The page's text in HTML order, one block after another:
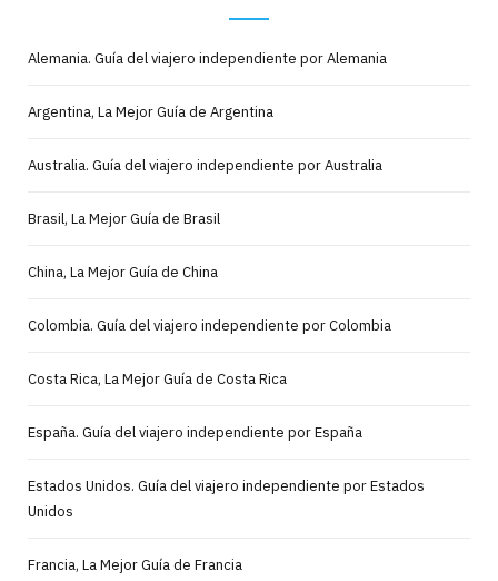
Alemania. Guía del viajero independiente por Alemania
Argentina, La Mejor Guía de Argentina
Australia. Guía del viajero independiente por Australia
Brasil, La Mejor Guía de Brasil
China, La Mejor Guía de China
Colombia. Guía del viajero independiente por Colombia
Costa Rica, La Mejor Guía de Costa Rica
España. Guía del viajero independiente por España
Estados Unidos. Guía del viajero independiente por Estados
Unidos
Francia, La Mejor Guía de Francia